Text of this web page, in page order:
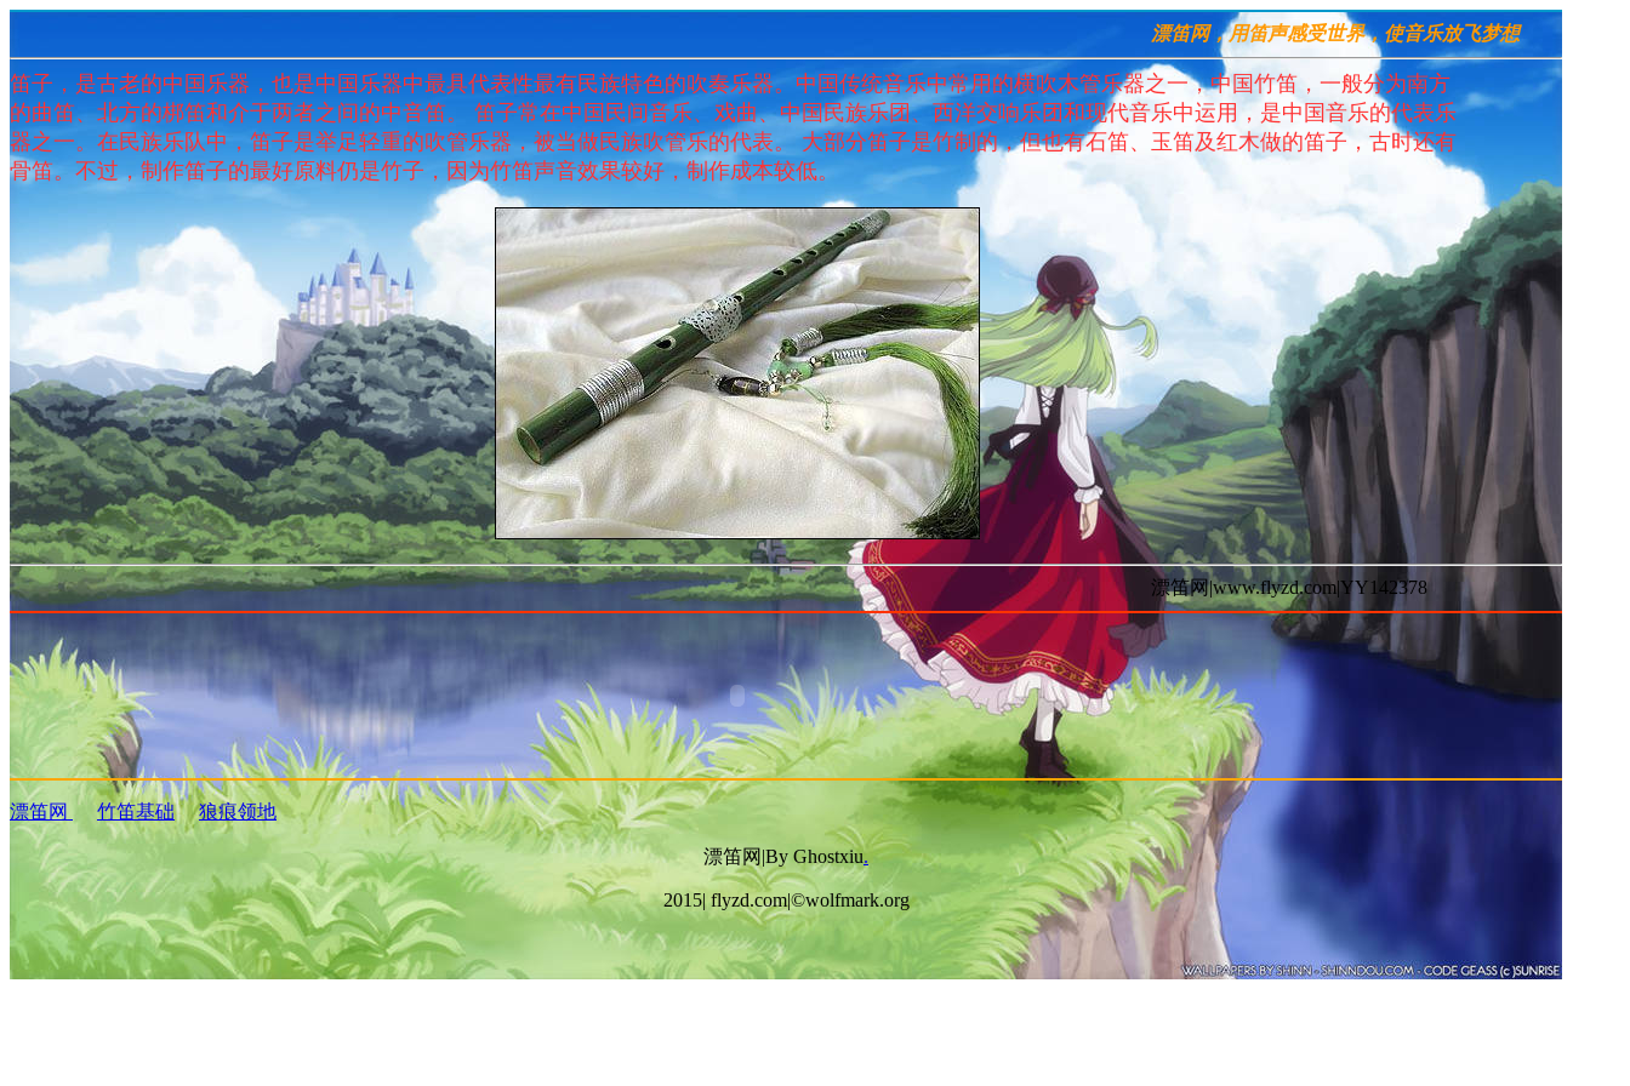
漂笛网，用笛声感受世界，使音乐放飞梦想
笛子，是古老的中国乐器，也是中国乐器中最具代表性最有民族特色的吹奏乐器。中国传统音乐中常用的横吹木管乐器之一，中国竹笛，一般分为南方
的曲笛、北方的梆笛和介于两者之间的中音笛。 笛子常在中国民间音乐、戏曲、中国民族乐团、西洋交响乐团和现代音乐中运用，是中国音乐的代表乐
器之一。在民族乐队中，笛子是举足轻重的吹管乐器，被当做民族吹管乐的代表。 大部分笛子是竹制的，但也有石笛、玉笛及红木做的笛子，古时还有
骨笛。不过，制作笛子的最好原料仍是竹子，因为竹笛声音效果较好，制作成本较低。
漂笛网|www.flyzd.com|YY142378
漂笛网 竹笛基础 狼痕领地
漂笛网|By Ghostxiu.
2015| flyzd.com|©wolfmark.org